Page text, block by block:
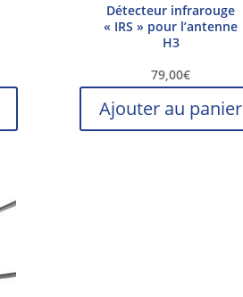
Détecteur infrarouge
« IRS » pour l’antenne
H3
79,00€
Ajouter au panier